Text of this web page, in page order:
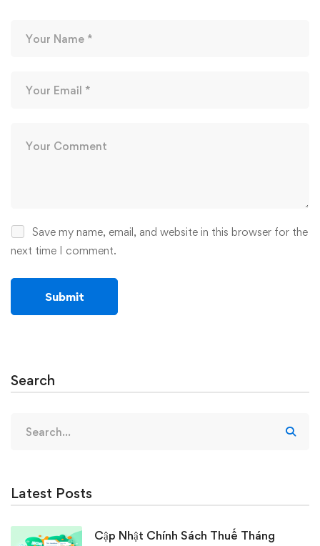
Save my name, email, and website in this browser for the
next time I comment.
Search
for:
Latest Posts
Cập Nhật Chính Sách Thuế Tháng